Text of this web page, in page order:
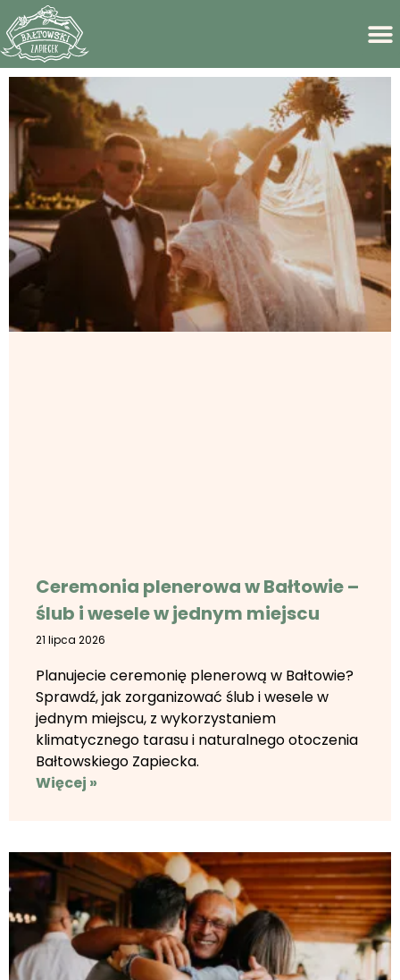
Ceremonia plenerowa w Bałtowie –
ślub i wesele w jednym miejscu
21 lipca 2026
Planujecie ceremonię plenerową w Bałtowie?
Sprawdź, jak zorganizować ślub i wesele w
jednym miejscu, z wykorzystaniem
klimatycznego tarasu i naturalnego otoczenia
Bałtowskiego Zapiecka.
Więcej »